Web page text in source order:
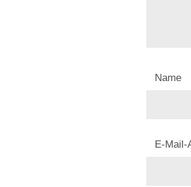
Name
E-Mail-